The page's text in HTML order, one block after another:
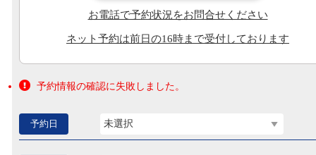
お電話で予約状況をお問合せください
ネット予約は前日の16時まで受付しております
予約情報の確認に失敗しました。
予約日 未選択